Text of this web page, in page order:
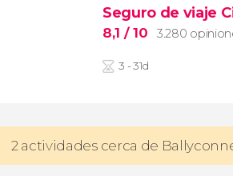
Seguro de viaje
8,1 / 10 3.280
3 - 31d
2 actividades cerca de